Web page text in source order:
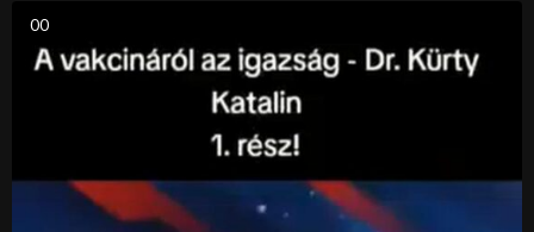
00